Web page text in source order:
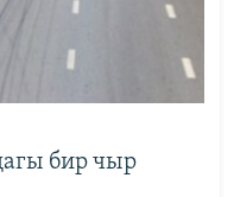
бир чыр